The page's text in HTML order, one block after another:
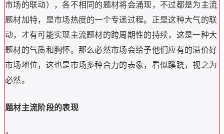
市场的联动），各不相同的题材将会涌现，不过都是为主流
题材加特，是市场热度的一个专递过程。正是这种大气的联
动，才有可能实现主流题材的跨周期性的持续，这是一种大
题材的气质和胸怀。那么必然市场会给予他们应有的溢价好
市场地位，这也是市场多种合力的表象，看似蹊跷，视之为
必然。
题材主流阶段的表现